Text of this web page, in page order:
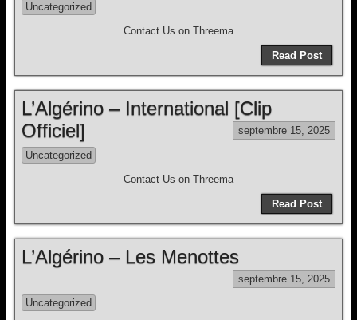
Uncategorized
Contact Us on Threema
Read Post
L’Algérino – International [Clip
Officiel]
septembre 15, 2025
Uncategorized
Contact Us on Threema
Read Post
L’Algérino – Les Menottes
septembre 15, 2025
Uncategorized